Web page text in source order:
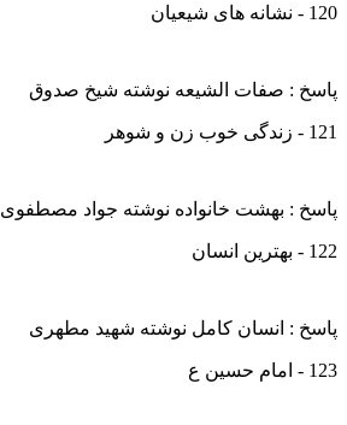
120 - نشانه های شیعیان
پاسخ : صفات الشیعه نوشته شیخ صدوق
121 - زندگی خوب زن و شوهر
پاسخ : بهشت خانواده نوشته جواد مصطفوی
122 - بهترین انسان
پاسخ : انسان کامل نوشته شهید مطهری
123 - امام حسین ع